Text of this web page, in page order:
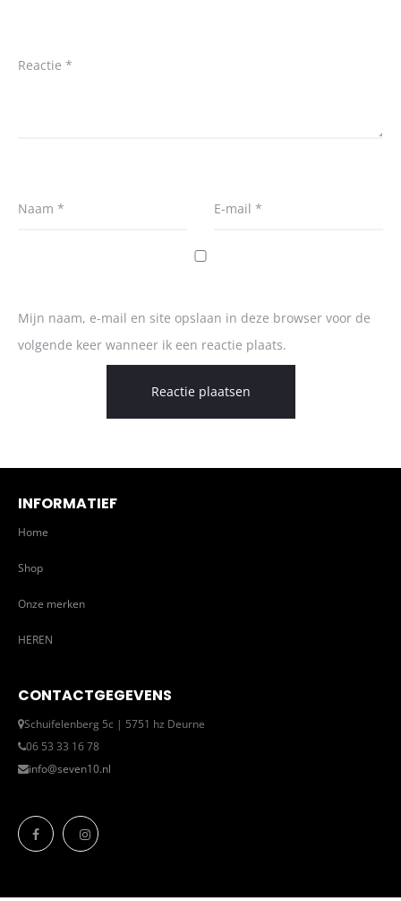
Reactie *
Naam * E-mail *
Mijn naam, e-mail en site opslaan in deze browser voor de
volgende keer wanneer ik een reactie plaats.
INFORMATIEF
Home
Shop
Onze merken
HEREN
CONTACTGEGEVENS
Schuifelenberg 5c | 5751 hz Deurne
06 53 33 16 78
info@seven10.nl